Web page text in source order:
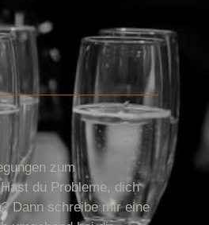
zum
du Probleme, dich
Dann schreibe mir eine